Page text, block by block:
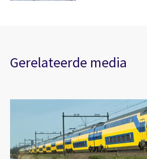
Gerelateerde media